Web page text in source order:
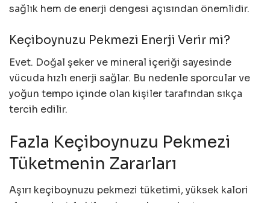
sağlık hem de enerji dengesi açısından önemlidir.
Keçiboynuzu Pekmezi Enerji Verir mi?
Evet. Doğal şeker ve mineral içeriği sayesinde
vücuda hızlı enerji sağlar. Bu nedenle sporcular ve
yoğun tempo içinde olan kişiler tarafından sıkça
tercih edilir.
Fazla Keçiboynuzu Pekmezi
Tüketmenin Zararları
Aşırı keçiboynuzu pekmezi tüketimi, yüksek kalori